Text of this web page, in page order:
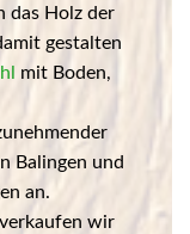
das Holz der
gestalten
mit Boden,
Balingen und
an.
wir